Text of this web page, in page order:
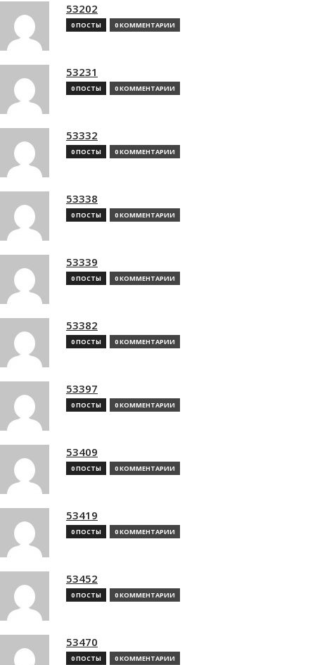
53202
0 ПОСТЫ 0 КОММЕНТАРИИ
53231
0 ПОСТЫ 0 КОММЕНТАРИИ
53332
0 ПОСТЫ 0 КОММЕНТАРИИ
53338
0 ПОСТЫ 0 КОММЕНТАРИИ
53339
0 ПОСТЫ 0 КОММЕНТАРИИ
53382
0 ПОСТЫ 0 КОММЕНТАРИИ
53397
0 ПОСТЫ 0 КОММЕНТАРИИ
53409
0 ПОСТЫ 0 КОММЕНТАРИИ
53419
0 ПОСТЫ 0 КОММЕНТАРИИ
53452
0 ПОСТЫ 0 КОММЕНТАРИИ
53470
0 ПОСТЫ 0 КОММЕНТАРИИ